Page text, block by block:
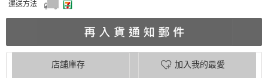
運送方法
加入我的最愛
店舖庫存